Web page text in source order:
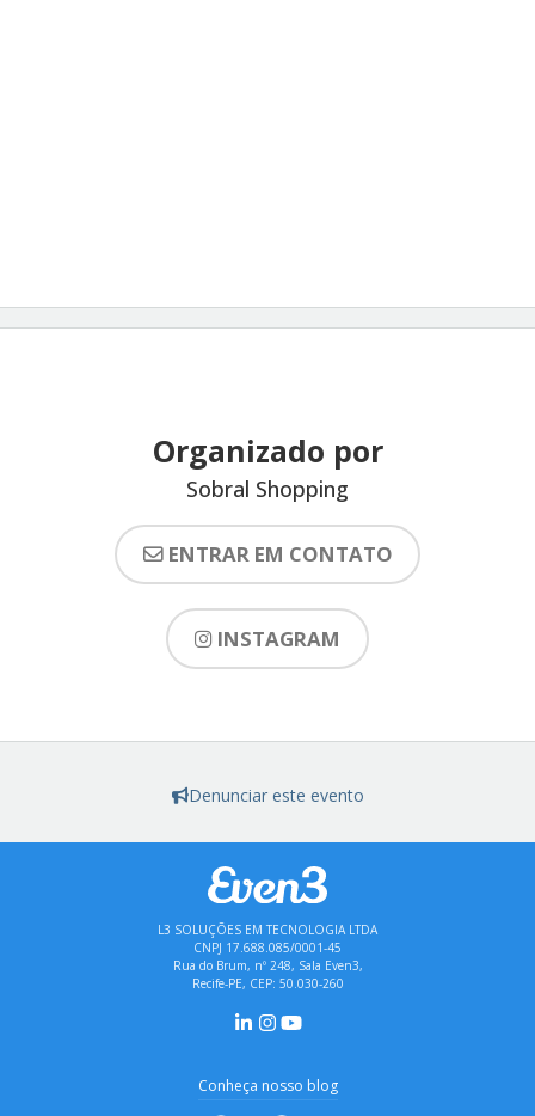
Organizado por
Sobral Shopping
ENTRAR EM CONTATO
INSTAGRAM
Denunciar este evento
L3 SOLUÇÕES EM TECNOLOGIA LTDA
CNPJ 17.688.085/0001-45
Rua do Brum, nº 248, Sala Even3,
Recife-PE, CEP: 50.030-260
Conheça nosso blog